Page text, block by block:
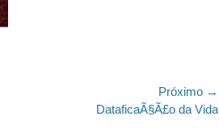
Próximo →
DataficaÃ§Ã£o da Vida